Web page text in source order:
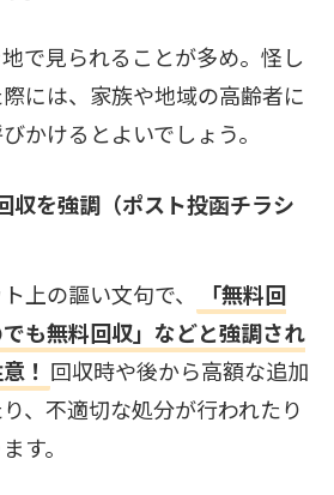
で見られることが多め。怪し
には、家族や地域の高齢者に
かけるとよいでしょう。
収を強調（ポスト投函チラシ
上の謳い文句で、
「無料回
も無料回収」などと強調され
！ 回収時や後から高額な追加
、不適切な処分が行われたり
す。